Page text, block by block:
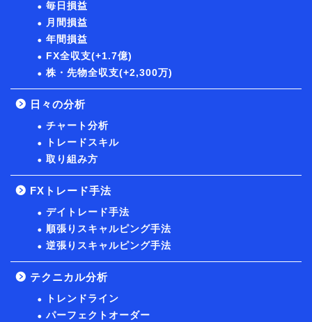
毎日損益
月間損益
年間損益
FX全収支(+1.7億)
株・先物全収支(+2,300万)
日々の分析
チャート分析
トレードスキル
取り組み方
FXトレード手法
デイトレード手法
順張りスキャルピング手法
逆張りスキャルピング手法
テクニカル分析
トレンドライン
パーフェクトオーダー